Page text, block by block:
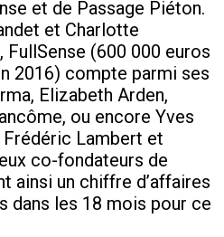
et de Passage Piéton.
et Charlotte
FullSense (600 000 euros
2016) compte parmi ses
Elizabeth Arden,
ou encore Yves
Frédéric Lambert et
co-fondateurs de
ainsi un chiffre d’affaires
dans les 18 mois pour ce